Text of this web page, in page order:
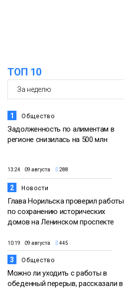
Спорт
ТОП 10
1 Общество
Задолженность по алиментам в
регионе снизилась на 500 млн
13:24 09 августа 288
2 Новости
Глава Норильска проверил работы
по сохранению исторических
домов на Ленинском проспекте
10:19 09 августа 445
3 Общество
Можно ли уходить с работы в
обеденный перерыв, рассказали в